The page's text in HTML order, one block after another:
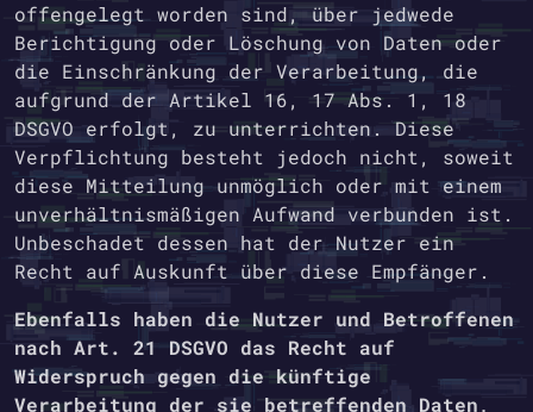
offengelegt worden sind, über jedwede
Berichtigung oder Löschung von Daten oder
die Einschränkung der Verarbeitung, die
aufgrund der Artikel 16, 17 Abs. 1, 18
DSGVO erfolgt, zu unterrichten. Diese
Verpflichtung besteht jedoch nicht, soweit
diese Mitteilung unmöglich oder mit einem
unverhältnismäßigen Aufwand verbunden ist.
Unbeschadet dessen hat der Nutzer ein
Recht auf Auskunft über diese Empfänger.
Ebenfalls haben die Nutzer und Betroffenen
nach Art. 21 DSGVO das Recht auf
Widerspruch gegen die künftige
Verarbeitung der sie betreffenden Daten,